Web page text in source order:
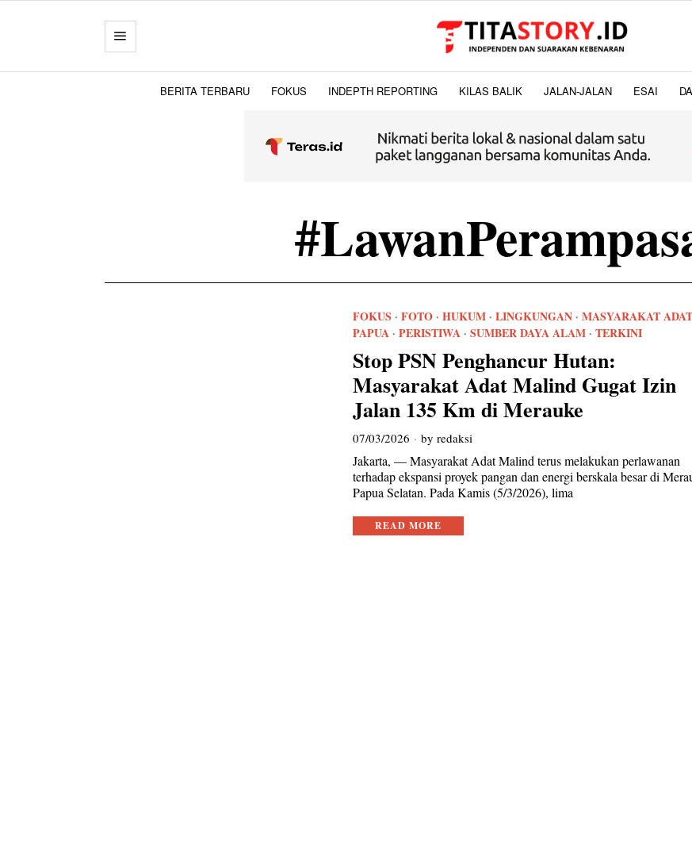
BERITA TERBARU FOKUS INDEPTH REPORTING KILAS BALIK JALAN-JALAN ESAI
FOKUS · FOTO· HUKUM· LINGKUNGAN· MASYARAKAT ADAT
PAPUA· PERISTIWA· SUMBER DAYA ALAM· TERKINI
Stop PSN Penghancur Hutan:
Masyarakat Adat Malind Gugat Izin
Jalan 135 Km di Merauke
07/03/2026 byredaksi
Jakarta, — Masyarakat Adat Malind terus melakukan perlawanan
terhadap ekspansi proyek pangan dan energi berskala besar di
Papua Selatan. Pada Kamis (5/3/2026), lima
READ MORE